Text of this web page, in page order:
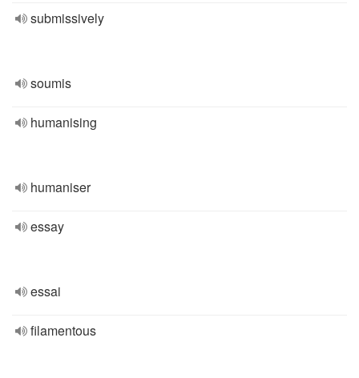
submissively
soumis
humanising
humaniser
essay
essai
filamentous